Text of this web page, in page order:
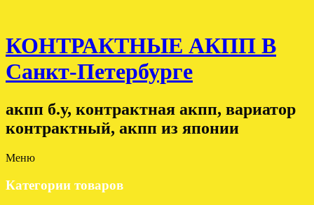
КОНТРАКТНЫЕ АКПП В
Санкт-Петербурге
акпп б.у, контрактная акпп, вариатор
контрактный, акпп из японии
Меню
Категории товаров